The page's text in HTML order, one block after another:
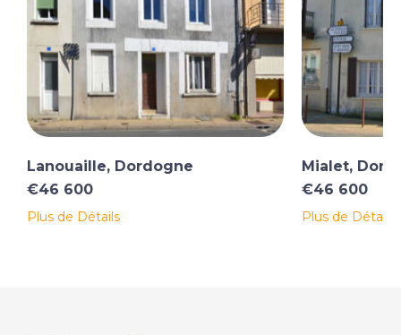
Lanouaille, Dordogne
€46 600
Plus de Détails
Mialet,
€46 600
Plus de Détails